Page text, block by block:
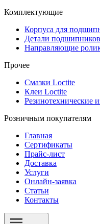
Комплектующие
Корпуса для
Детали
Направляющие
Прочее
Смазки Loctite
Клеи Loctite
Резинотехнические
Розничным покупателям
Главная
Сертификаты
Прайс-лист
Доставка
Услуги
Онлайн-заявка
Статьи
Контакты